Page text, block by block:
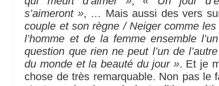
s’aimeront », … Mais aussi des vers
couple et son règne / Neiger comme
l’homme et de la femme ensemble
question que rien ne peut l’un de
du monde et la beauté du jour ». Et je
chose de très remarquable. Non pas le